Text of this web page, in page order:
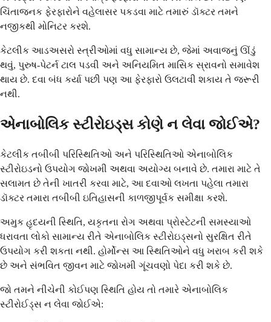
ચિંતાજનક ફેરફારોને વહેલાસર પકડવા માટે તમારું ડૉક્ટર તમને
નજીકથી મોનિટર કરશે.
કેટલીક આડઅસરો સ્ત્રીઓમાં વધુ સામાન્ય છે, જેમાં અવાજનું ઊંડું
થવું, પુરુષ-પેટર્ન ટાલ પડવી અને અનિયમિત માસિક સ્રાવનો સમાવેશ
થાય છે. દવા બંધ કર્યા પછી પણ આ ફેરફારો ઉલટાવી શકાય તે જરૂરી
નથી.
એનાબોલિક સ્ટીરોઇડ્સ કોણે ન લેવા જોઈએ?
કેટલીક તબીબી પરિસ્થિતિઓ અને પરિસ્થિતિઓ એનાબોલિક
સ્ટીરોઇડનો ઉપયોગ જોખમી અથવા અયોગ્ય બનાવે છે. તમારા માટે તે
સલામત છે તેની ખાતરી કરવા માટે, આ દવાઓ લખતા પહેલા તમારા
ડૉક્ટર તમારા તબીબી ઇતિહાસની કાળજીપૂર્વક સમીક્ષા કરશે.
અમુક હૃદયની સ્થિતિ, યકૃતના રોગ અથવા પ્રોસ્ટેટની સમસ્યાઓ
ધરાવતા લોકો સામાન્ય રીતે એનાબોલિક સ્ટીરોઇડ્સનો સુરક્ષિત રીતે
ઉપયોગ કરી શકતા નથી. હોર્મોન્સ આ સ્થિતિઓને વધુ ખરાબ કરી શકે
છે અને સંભવિત જીવન માટે જોખમી ગૂંચવણો પેદા કરી શકે છે.
જો તમને નીચેની કોઈપણ સ્થિતિ હોય તો તમારે એનાબોલિક
સ્ટીરોઈડ્સ ન લેવા જોઈએ: